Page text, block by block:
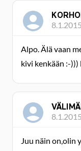
Alpo. Älä vaan
kivi kenkään :-
Juu näin on,olin